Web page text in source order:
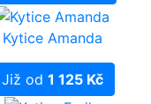
Kytice Amanda
Již od 1 125 Kč